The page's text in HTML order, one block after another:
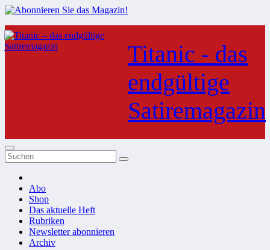
Zum
Inhalt
springen
Titanic - das
endgültige
Satiremagazin
Abo
Shop
Das aktuelle Heft
Rubriken
Newsletter abonnieren
Archiv